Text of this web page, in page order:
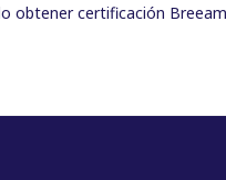
obtener certificación